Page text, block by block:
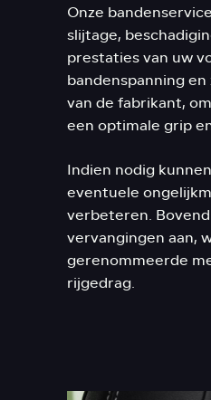
Onze
slijtage,
prestaties van uw
bandenspanning
van de fabrikant,
een optimale grip
Indien nodig
eventuele
verbeteren.
vervangingen aan,
gerenommeerde
rijgedrag.